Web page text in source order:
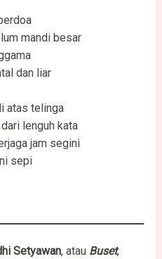
mandi besar
dan liar
atas telinga
lenguh kata
jam segini
sepi
Setyawan, atau Buset,